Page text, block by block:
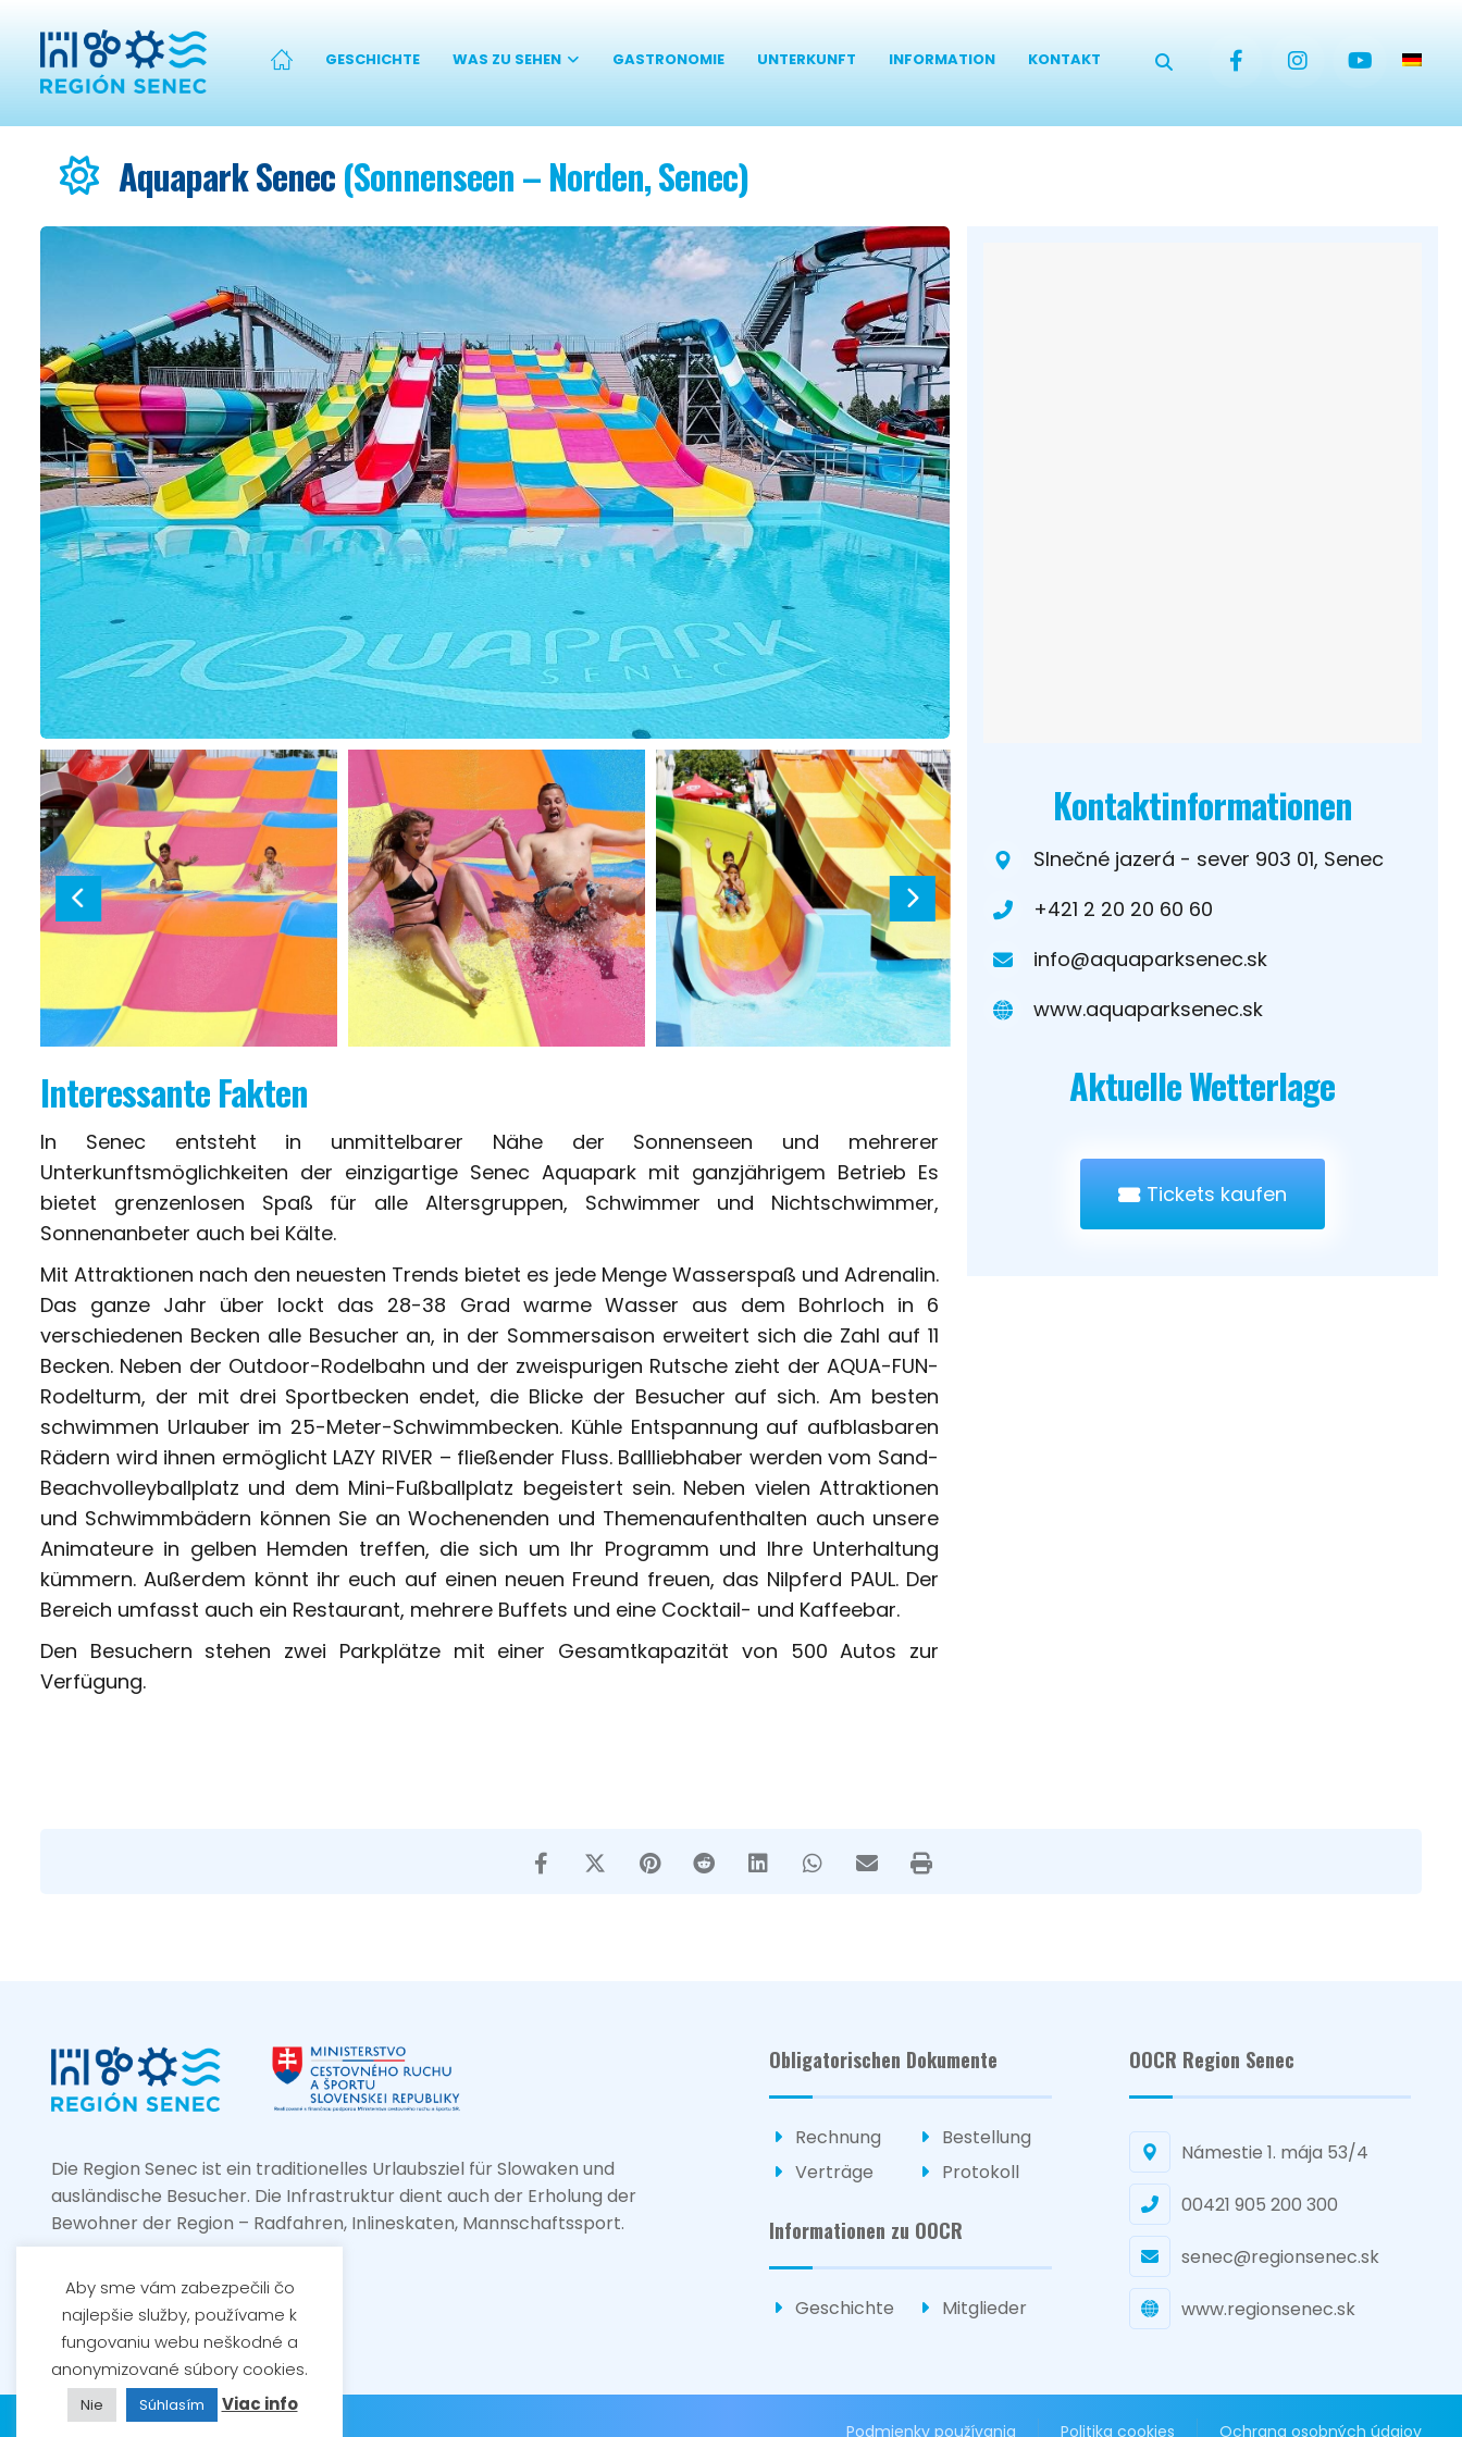
GESCHICHTE WAS ZU SEHEN GASTRONOMIE UNTERKUNFT INFORMATION KONTAKT
Aquapark Senec(Sonnenseen – Norden, Senec)
Interessante Fakten
In Senec entsteht in unmittelbarer Nähe der Sonnenseen und mehrerer
Unterkunftsmöglichkeiten der einzigartige Senec Aquapark mit ganzjährigem Betrieb Es
bietet grenzenlosen Spaß für alle Altersgruppen, Schwimmer und Nichtschwimmer,
Sonnenanbeter auch bei Kälte.
Mit Attraktionen nach den neuesten Trends bietet es jede Menge Wasserspaß und Adrenalin.
Das ganze Jahr über lockt das 28-38 Grad warme Wasser aus dem Bohrloch in 6
verschiedenen Becken alle Besucher an, in der Sommersaison erweitert sich die Zahl auf 11
Becken. Neben der Outdoor-Rodelbahn und der zweispurigen Rutsche zieht der AQUA-FUN-
Rodelturm, der mit drei Sportbecken endet, die Blicke der Besucher auf sich. Am besten
schwimmen Urlauber im 25-Meter-Schwimmbecken. Kühle Entspannung auf aufblasbaren
Rädern wird ihnen ermöglicht LAZY RIVER – fließender Fluss. Ballliebhaber werden vom Sand-
Beachvolleyballplatz und dem Mini-Fußballplatz begeistert sein. Neben vielen Attraktionen
und Schwimmbädern können Sie an Wochenenden und Themenaufenthalten auch unsere
Animateure in gelben Hemden treffen, die sich um Ihr Programm und Ihre Unterhaltung
kümmern. Außerdem könnt ihr euch auf einen neuen Freund freuen, das Nilpferd PAUL. Der
Bereich umfasst auch ein Restaurant, mehrere Buffets und eine Cocktail- und Kaffeebar.
Den Besuchern stehen zwei Parkplätze mit einer Gesamtkapazität von 500 Autos zur
Verfügung.
Kontaktinformationen
Slnečné jazerá - sever 903 01, Senec
+421 2 20 20 60 60
info@aquaparksenec.sk
www.aquaparksenec.sk
Aktuelle Wetterlage
Tickets kaufen
Die Region Senec ist ein traditionelles Urlaubsziel für Slowaken und
ausländische Besucher. Die Infrastruktur dient auch der Erholung der
Bewohner der Region – Radfahren, Inlineskaten, Mannschaftssport.
Obligatorischen Dokumente
Rechnung
Bestellung
Verträge
Protokoll
Informationen zu OOCR
Geschichte Mitglieder
OOCR Region Senec
Námestie 1. mája 53/4
00421 905 200 300
senec@regionsenec.sk
www.regionsenec.sk
Ochrana osobných údajov
Politika cookies
Podmienky používania
Aby sme vám zabezpečili čo
najlepšie služby, používame k
fungovaniu webu neškodné a
anonymizované súbory cookies.
Nie Súhlasím Viac info